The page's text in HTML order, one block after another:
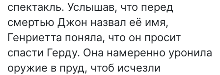
спектакль. Услышав, что перед
смертью Джон назвал её имя,
Генриетта поняла, что он просит
спасти Герду. Она намеренно уронила
оружие в пруд, чтоб исчезли